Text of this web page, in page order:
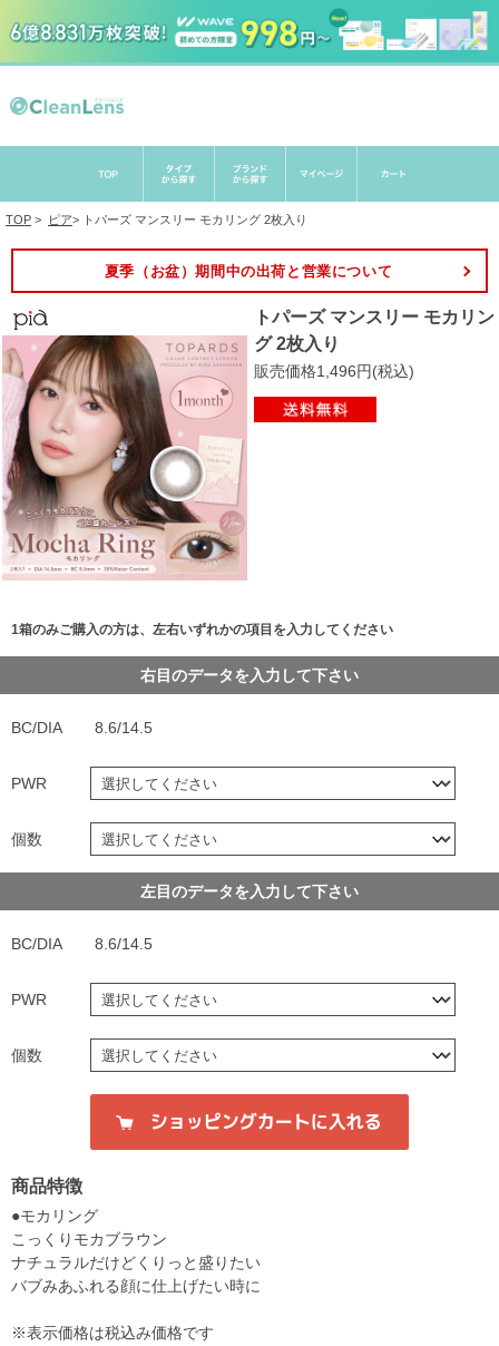
TOP > ピア> トパーズ マンスリー モカリング 2枚入り
夏季（お盆）期間中の出荷と営業について
トパーズ マンスリー モカリン
グ 2枚入り
販売価格1,496円(税込)
1箱のみご購入の方は、左右いずれかの項目を入力してください
右目のデータを入力して下さい
BC/DIA 8.6/14.5
PWR
個数
左目のデータを入力して下さい
BC/DIA 8.6/14.5
PWR
個数
商品特徴
●モカリング
こっくりモカブラウン
ナチュラルだけどくりっと盛りたい
バブみあふれる顔に仕上げたい時に
※表示価格は税込み価格です